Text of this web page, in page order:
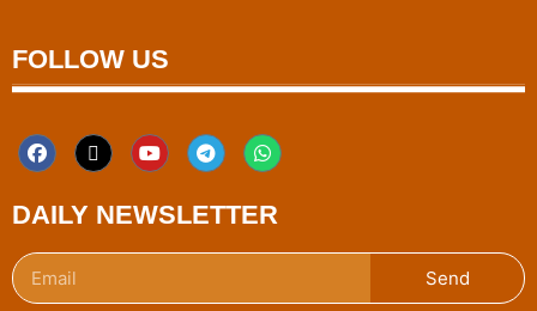
FOLLOW US
DAILY NEWSLETTER
Send